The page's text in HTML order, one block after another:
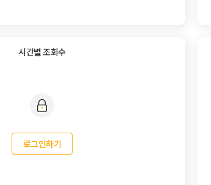
시간별 조회수
로그인하기